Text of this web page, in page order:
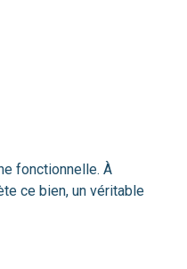
fonctionnelle. À
ce bien, un véritable